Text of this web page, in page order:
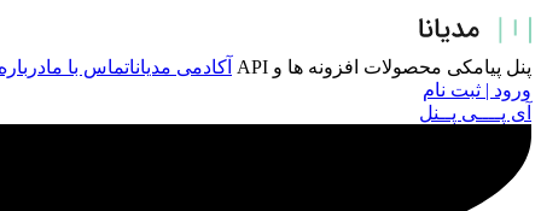
پرش
به
محتوا
پنل پیامکی محصولات افزونه ها و API آکادمی مدیاناتماس با ما
ورود | ثبت نام
آی پــــی پــنل